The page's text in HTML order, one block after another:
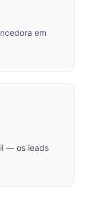
em
— os leads